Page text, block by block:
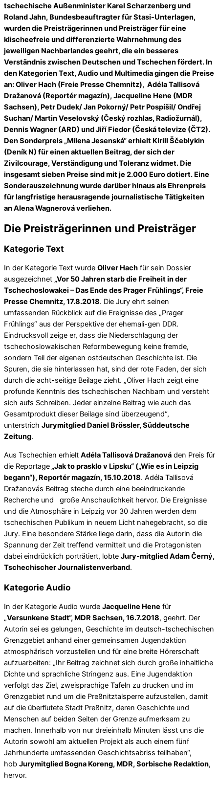
tschechische Außenminister Karel Scharzenberg und
Roland Jahn, Bundesbeauftragter für Stasi-Unterlagen,
wurden die Preisträgerinnen und Preisträger für eine
klischeefreie und differenzierte Wahrnehmung des
jeweiligen Nachbarlandes geehrt, die ein besseres
Verständnis zwischen Deutschen und Tschechen fördert. In
den Kategorien Text, Audio und Multimedia gingen die Preise
an: Oliver Hach (Freie Presse Chemnitz), Adéla Tallisová
Dražanová (Reportér magazín), Jacqueline Hene (MDR
Sachsen), Petr Dudek/ Jan Pokorný/ Petr Pospíšil/ Ondřej
Suchan/ Martin Veselovský (Český rozhlas, Radiožurnál),
Dennis Wagner (ARD) und Jiří Fiedor (Česká televize (ČT2).
Den Sonderpreis „Milena Jesenská“ erhielt Kirill Ščeblykin
(Deník N) für einen aktuellen Beitrag, der sich der
Zivilcourage, Verständigung und Toleranz widmet. Die
insgesamt sieben Preise sind mit je 2.000 Euro dotiert. Eine
Sonderauszeichnung wurde darüber hinaus als Ehrenpreis
für langfristige herausragende journalistische Tätigkeiten
an Alena Wagnerová verliehen.
Die Preisträgerinnen und Preisträger
Kategorie Text
In der Kategorie Text wurde Oliver Hach für sein Dossier
ausgezeichnet „Vor 50 Jahren starb die Freiheit in der
Tschechoslowakei – Das Ende des Prager Frühlings“, Freie
Presse Chemnitz, 17.8.2018. Die Jury ehrt seinen
umfassenden Rückblick auf die Ereignisse des „Prager
Frühlings“ aus der Perspektive der ehemali-gen DDR.
Eindrucksvoll zeige er, dass die Niederschlagung der
tschechoslowakischen Reformbewegung keine fremde,
sondern Teil der eigenen ostdeutschen Geschichte ist. Die
Spuren, die sie hinterlassen hat, sind der rote Faden, der sich
durch die acht-seitige Beilage zieht. „Oliver Hach zeigt eine
profunde Kenntnis des tschechischen Nachbarn und versteht
sich aufs Schreiben. Jeder einzelne Beitrag wie auch das
Gesamtprodukt dieser Beilage sind überzeugend“,
unterstrich Jurymitglied Daniel Brössler, Süddeutsche
Zeitung.
Aus Tschechien erhielt Adéla Tallisová Dražanová den Preis für
die Reportage „Jak to prasklo v Lipsku“ („Wie es in Leipzig
begann“), Reportér magazín, 15.10.2018. Adéla Tallisová
Dražanovás Beitrag steche durch eine beeindruckende
Recherche und große Anschaulichkeit hervor. Die Ereignisse
und die Atmosphäre in Leipzig vor 30 Jahren werden dem
tschechischen Publikum in neuem Licht nahegebracht, so die
Jury. Eine besondere Stärke liege darin, dass die Autorin die
Spannung der Zeit treffend vermittelt und die Protagonisten
dabei eindrücklich porträtiert, lobte Jury-mitglied Adam Černý,
Tschechischer Journalistenverband.
Kategorie Audio
In der Kategorie Audio wurde Jacqueline Hene für
„Versunkene Stadt“, MDR Sachsen, 16.7.2018, geehrt. Der
Autorin sei es gelungen, Geschichte im deutsch-tschechischen
Grenzgebiet anhand einer gemeinsamen Jugendaktion
atmosphärisch vorzustellen und für eine breite Hörerschaft
aufzuarbeiten: „Ihr Beitrag zeichnet sich durch große inhaltliche
Dichte und sprachliche Stringenz aus. Eine Jugendaktion
verfolgt das Ziel, zweisprachige Tafeln zu drucken und im
Grenzgebiet rund um die Preßnitztalsperre aufzustellen, damit
auf die überflutete Stadt Preßnitz, deren Geschichte und
Menschen auf beiden Seiten der Grenze aufmerksam zu
machen. Innerhalb von nur dreieinhalb Minuten lässt uns die
Autorin sowohl am aktuellen Projekt als auch einem fünf
Jahrhunderte umfassenden Geschichtsabriss teilhaben“,
hob Jurymitglied Bogna Koreng, MDR, Sorbische Redaktion,
hervor.